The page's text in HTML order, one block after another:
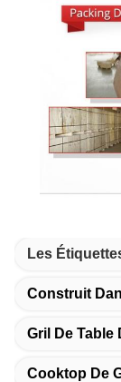
Les
Construit
Gril De Table
Cooktop De